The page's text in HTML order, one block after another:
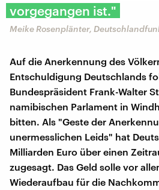
vorgegangen ist."
Meike Rosenplänter,
Auf die Anerkennung des
Entschuldigung Deutschlands
Bundespräsident Frank-Walter
namibischen Parlament in
bitten. Als "Geste der
unermesslichen Leids" hat
Milliarden Euro über einen
zugesagt. Das Geld solle vor
Wiederaufbau für die